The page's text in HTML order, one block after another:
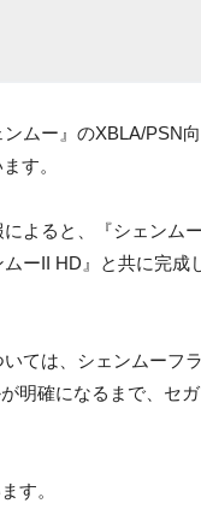
ムー』のXBLA/PSN向
す。
よると、『シェンムー
ーII HD』と共に完成
ては、シェンムーフラ
明確になるまで、セガ
す。